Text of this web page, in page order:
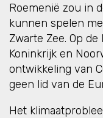
Roemenië zou in
kunnen spelen
Zwarte Zee. Op
Koninkrijk en
ontwikkeling van
geen lid van de
Het